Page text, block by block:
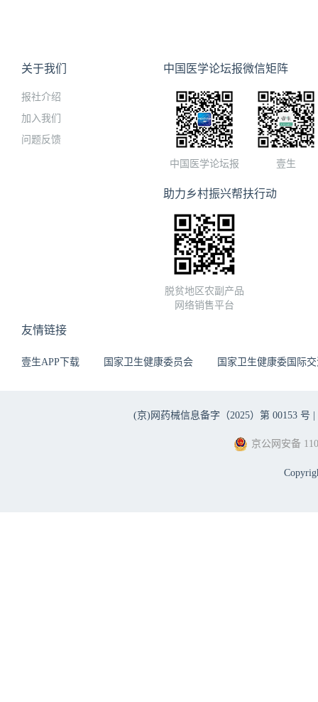
关于我们
报社介绍
加入我们
问题反馈
中国医学论坛报微信矩阵
中国医学论坛报 壹生
助力乡村振兴帮扶行动
脱贫地区农副产品
网络销售平台
友情链接
壹生APP下载 国家卫生健康委员会 国家卫生健康委国际
(京)网药械信息备字（2025）第 00153 号 |
京公网安备